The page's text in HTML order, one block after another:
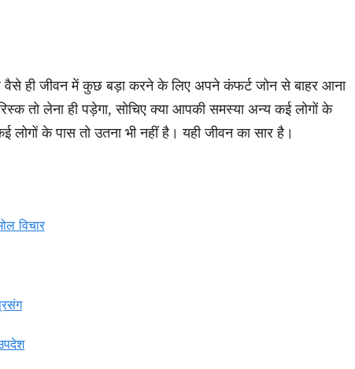
ही जीवन में कुछ बड़ा करने के लिए अपने कंफर्ट जोन से बाहर आना
तो लेना ही पड़ेगा, सोचिए क्या आपकी समस्या अन्य कई लोगों के
लोगों के पास तो उतना भी नहीं है। यही जीवन का सार है।
विचार